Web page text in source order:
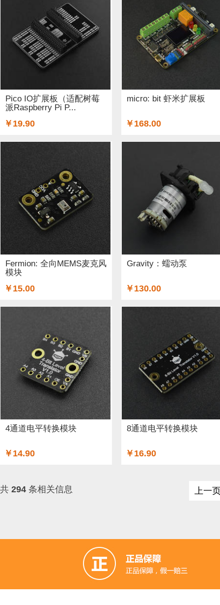
Pico IO扩展板（适配树莓
派Raspberry Pi P...
￥19.90
micro: bit 虾米扩展板
￥168.00
Fermion: 全向MEMS麦克风
模块
￥15.00
Gravity：蠕动泵
￥130.00
4通道电平转换模块
￥14.90
8通道电平转换模块
￥16.90
共 294 条相关信息 上一